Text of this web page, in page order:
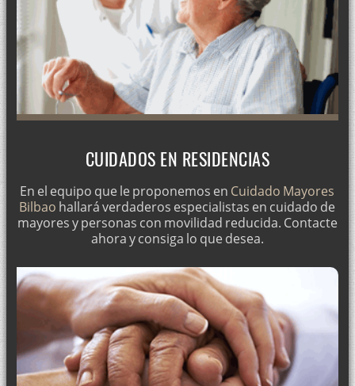
CUIDADOS EN RESIDENCIAS
En el equipo que le proponemos en Cuidado Mayores
Bilbao hallará verdaderos especialistas en cuidado de
mayores y personas con movilidad reducida. Contacte
ahora y consiga lo que desea.